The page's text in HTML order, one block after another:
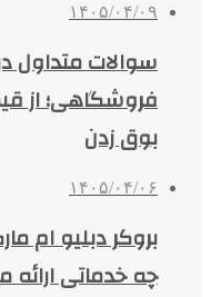
۱۴۰۵/۰۴/۰۹
سوالات متداول
فروشگاهی؛ از
بوق زدن
۱۴۰۵/۰۴/۰۶
چه خدماتی